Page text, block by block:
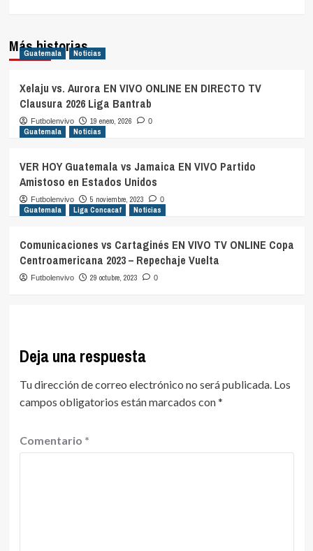
Más historias
Guatemala Noticias
Xelaju vs. Aurora EN VIVO ONLINE EN DIRECTO TV
Clausura 2026 Liga Bantrab
Futbolenvivo 19 enero, 2026 0
Guatemala Noticias
VER HOY Guatemala vs Jamaica EN VIVO Partido
Amistoso en Estados Unidos
Futbolenvivo 5 noviembre, 2023 0
Guatemala Liga Concacaf Noticias
Comunicaciones vs Cartaginés EN VIVO TV ONLINE Copa
Centroamericana 2023 – Repechaje Vuelta
Futbolenvivo 29 octubre, 2023 0
Deja una respuesta
Tu dirección de correo electrónico no será publicada. Los
campos obligatorios están marcados con*
Comentario *